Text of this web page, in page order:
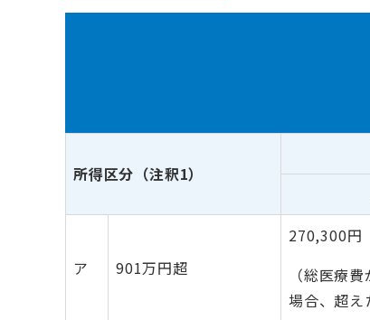
所得区分（注釈1）
ア 901万円超
270,300円
（総医療
場合、超え